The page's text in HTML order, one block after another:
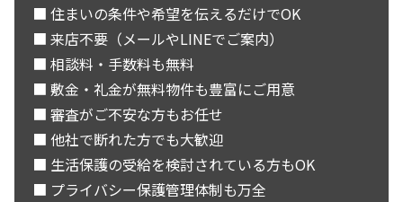
■ 住まいの条件や希望を伝えるだけでOK
■ 来店不要（メールやLINEでご案内）
■ 相談料・手数料も無料
■ 敷金・礼金が無料物件も豊富にご用意
■ 審査がご不安な方もお任せ
■ 他社で断れた方でも大歓迎
■ 生活保護の受給を検討されている方もOK
■ プライバシー保護管理体制も万全